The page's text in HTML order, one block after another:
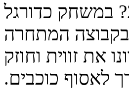
מוכנים למשחק הפתיחה של מונדיאל 2014? במשחק כדורגל
המתחרה
כוונו את זווית וחוזק
לאסוף כוכבים.